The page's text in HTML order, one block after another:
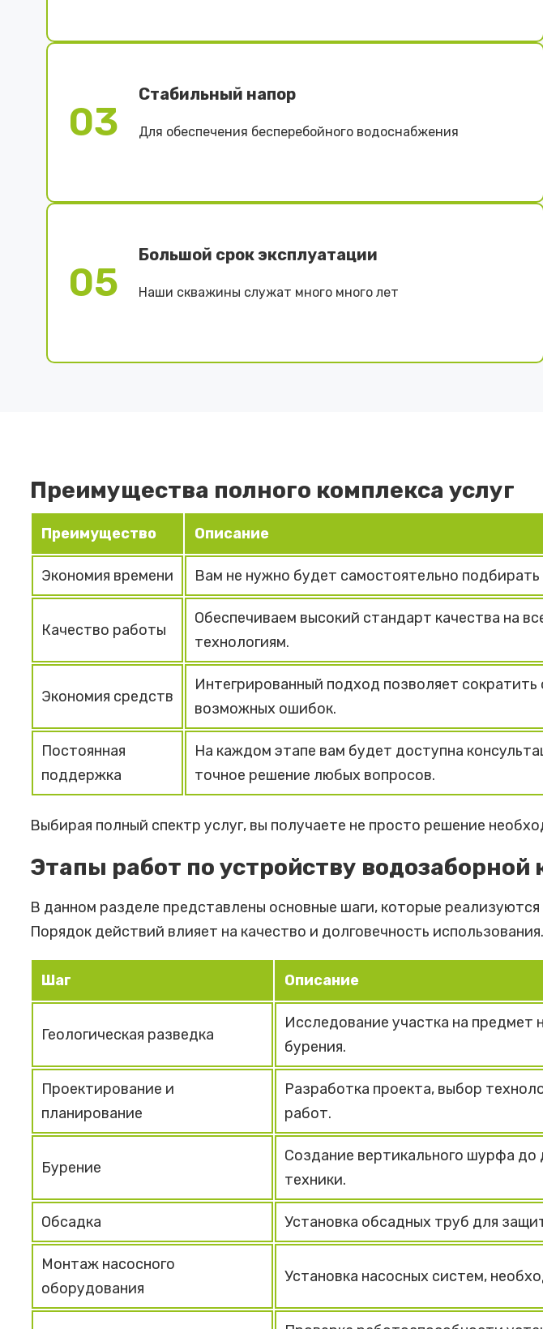
03
Стабильный напор
Для обеспечения бесперебойного водоснабжения
05
Большой срок эксплуатации
Наши скважины служат много много лет
Преимущества полного комплекса услуг
Преимущество Описание
Экономия времени Вам не нужно будет самостоятельно
Качество работы
Обеспечиваем высокий стандарт качества на
технологиям.
Экономия средств
Интегрированный подход позволяет
возможных ошибок.
Постоянная
поддержка
На каждом этапе вам будет доступна
точное решение любых вопросов.
Выбирая полный спектр услуг, вы получаете не просто решение
Этапы работ по устройству водозаборной
В данном разделе представлены основные шаги, которые
Порядок действий влияет на качество и долговечность использования.
Шаг Описание
Геологическая разведка
Исследование участка на предмет
бурения.
Проектирование и
планирование
Разработка проекта, выбор
работ.
Бурение
Создание вертикального шурфа
техники.
Обсадка Установка обсадных труб для
Монтаж насосного
оборудования
Установка насосных систем,